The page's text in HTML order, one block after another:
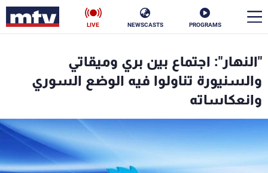
PROGRAMS
NEWSCASTS
LIVE
"النهار": اجتماع بين بري وميقاتي
والسنيورة تناولوا فيه الوضع السوري
وانعكاساته
الأخبار
سياسة
إقتصاد فن
منوعات رياضة